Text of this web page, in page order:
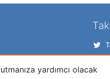
yardımcı olacak